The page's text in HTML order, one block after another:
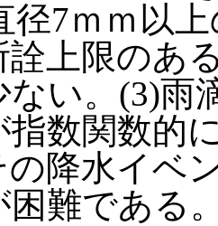
径7ｍｍ以
詮上限のあ
い。(3)雨
指数関数的
の降水イベ
困難である